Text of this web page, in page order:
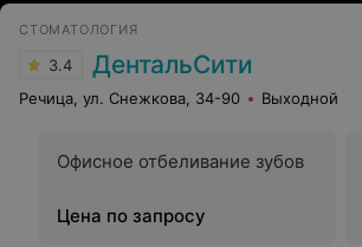
СТОМАТОЛОГИЯ
3.4 ДентальСити
Речица, ул. Снежкова, 34-90 Выходной
Офисное отбеливание зубов
Цена по запросу